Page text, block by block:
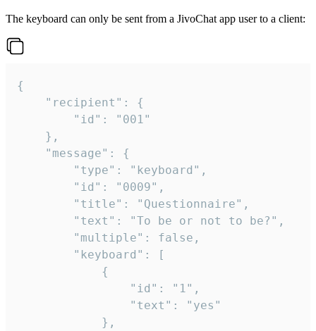
The keyboard can only be sent from a JivoChat app user to a client:
{